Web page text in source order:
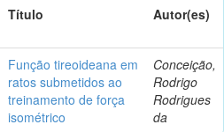
Título Autor(es)
Função tireoideana em
ratos submetidos ao
treinamento de força
isométrico
Conceição,
Rodrigo
Rodrigues
da